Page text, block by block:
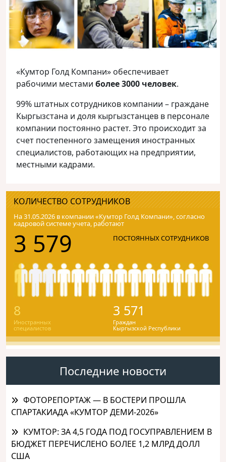
«Кумтор Голд Компани» обеспечивает
рабочими местами более 3000 человек.
99% штатных сотрудников компании – граждане
Кыргызстана и доля кыргызстанцев в персонале
компании постоянно растет. Это происходит за
счет постепенного замещения иностранных
специалистов, работающих на предприятии,
местными кадрами.
КОЛИЧЕСТВО СОТРУДНИКОВ
На 31.05.2026 в компании «Кумтор Голд Компани», согласно
кадровой системе учета, работают
3 579 ПОСТОЯННЫХ СОТРУДНИКОВ
8
Иностранных
специалистов
3 571
Граждан
Кыргызской Республики
Последние новости
ФОТОРЕПОРТАЖ — В БОСТЕРИ ПРОШЛА
СПАРТАКИАДА «КУМТОР ДЕМИ-2026»
КУМТОР: ЗА 4,5 ГОДА ПОД ГОСУПРАВЛЕНИЕМ В
БЮДЖЕТ ПЕРЕЧИСЛЕНО БОЛЕЕ 1,2 МЛРД ДОЛЛ
США